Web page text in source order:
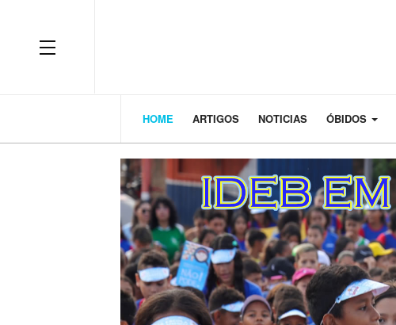
HOME ARTIGOS NOTICIAS ÓBIDOS